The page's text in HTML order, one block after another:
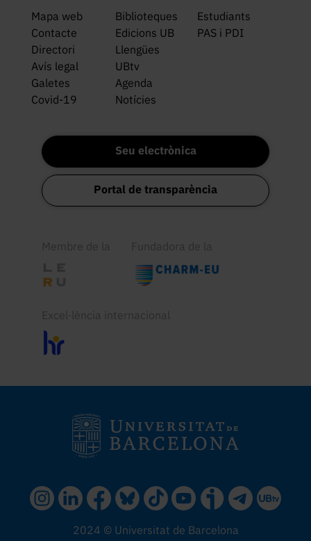
Mapa web
Biblioteques
Contacte
Edicions UB
Directori
Llengües
Avís legal
UBtv
Galetes
Agenda
Covid-19
Notícies
Estudiants
PAS i PDI
Seu electrònica
Portal de transparència
Membre de la Fundadora de la
Excel·lència internacional
2024 © Universitat de Barcelona